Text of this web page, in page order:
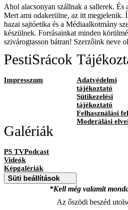
Ahol alacsonyan szállnak a sallerek. És
Mert ami odakerülne, az itt megjelenik.
hazai sajtóetika és a Médiaalkotmány
készülnek. Forrásainkat minden
szivárogtasson bátran! Szerzőink neve
PestiSrácok
Impresszum
Adatvédelmi
tájékoztató
Sütikezelési
tájékoztató
Felhasználási
Moderálási
Galériák
PS TVPodcast
Videók
Képgalériák
Süti beállítások
*Kell még valamit
Az őszödi beszéd